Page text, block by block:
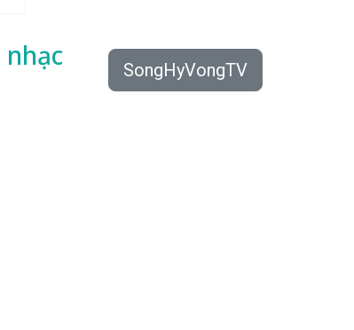
nhạc
SongHyVongTV